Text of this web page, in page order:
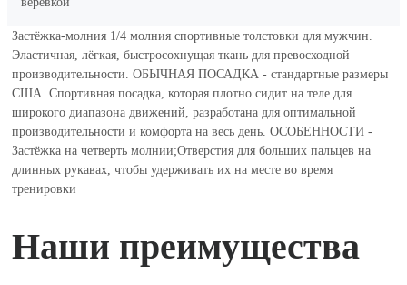
Застёжка-молния 1/4 молния спортивные толстовки для мужчин.
Эластичная, лёгкая, быстросохнущая ткань для превосходной
производительности. ОБЫЧНАЯ ПОСАДКА - стандартные размеры
США. Спортивная посадка, которая плотно сидит на теле для
широкого диапазона движений, разработана для оптимальной
производительности и комфорта на весь день. ОСОБЕННОСТИ -
Застёжка на четверть молнии;Отверстия для больших пальцев на
длинных рукавах, чтобы удерживать их на месте во время
тренировки
Наши преимущества